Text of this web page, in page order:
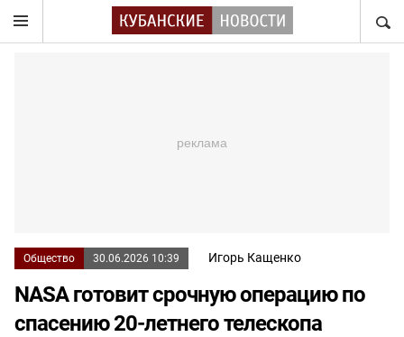
Общество 30.06.2026 10:39 Игорь Кащенко
NASA готовит срочную операцию по
спасению 20-летнего телескопа